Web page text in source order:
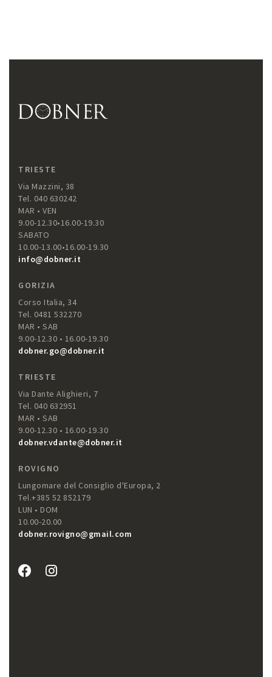
TRIESTE
Via Mazzini, 38
Tel. 040 630242
MAR • VEN
9.00-12.30•16.00-19.30
SABATO
10.00-13.00•16.00-19.30
info@dobner.it
GORIZIA
Corso Italia, 34
Tel. 0481 532270
MAR • SAB
9.00-12.30 • 16.00-19.30
dobner.go@dobner.it
TRIESTE
Via Dante Alighieri, 7
Tel. 040 632951
MAR • SAB
9.00-12.30 • 16.00-19.30
dobner.vdante@dobner.it
ROVIGNO
Lungomare del Consiglio d'Europa, 2
Tel.+385 52 852179
LUN • DOM
10.00-20.00
dobner.rovigno@gmail.com